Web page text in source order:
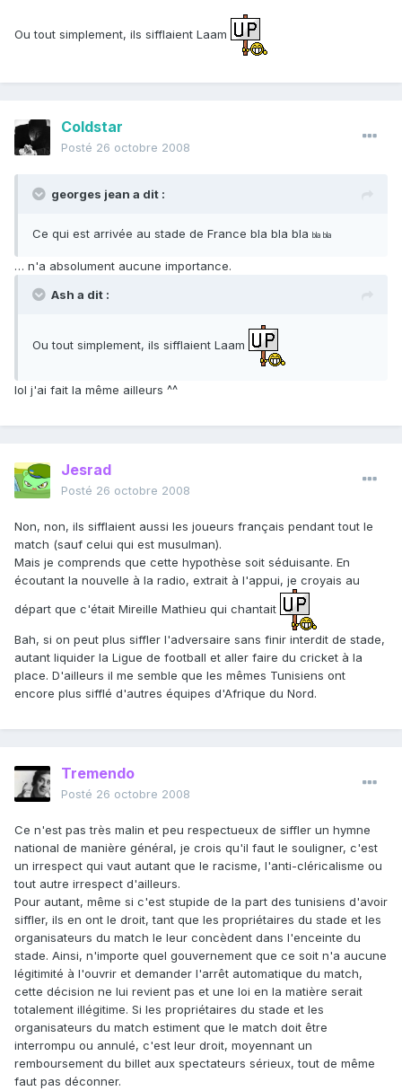
Ou tout simplement, ils sifflaient Laam
Coldstar
Posté 26 octobre 2008
georges jean a dit :
Ce qui est arrivée au stade de France bla bla bla bla bla
… n'a absolument aucune importance.
Ash a dit :
Ou tout simplement, ils sifflaient Laam
lol j'ai fait la même ailleurs ^^
Jesrad
Posté 26 octobre 2008
Non, non, ils sifflaient aussi les joueurs français pendant tout le
match (sauf celui qui est musulman).
Mais je comprends que cette hypothèse soit séduisante. En
écoutant la nouvelle à la radio, extrait à l'appui, je croyais au
départ que c'était Mireille Mathieu qui chantait
Bah, si on peut plus siffler l'adversaire sans finir interdit de stade,
autant liquider la Ligue de football et aller faire du cricket à la
place. D'ailleurs il me semble que les mêmes Tunisiens ont
encore plus sifflé d'autres équipes d'Afrique du Nord.
Tremendo
Posté 26 octobre 2008
Ce n'est pas très malin et peu respectueux de siffler un hymne
national de manière général, je crois qu'il faut le souligner, c'est
un irrespect qui vaut autant que le racisme, l'anti-cléricalisme ou
tout autre irrespect d'ailleurs.
Pour autant, même si c'est stupide de la part des tunisiens d'avoir
siffler, ils en ont le droit, tant que les propriétaires du stade et les
organisateurs du match le leur concèdent dans l'enceinte du
stade. Ainsi, n'importe quel gouvernement que ce soit n'a aucune
légitimité à l'ouvrir et demander l'arrêt automatique du match,
cette décision ne lui revient pas et une loi en la matière serait
totalement illégitime. Si les propriétaires du stade et les
organisateurs du match estiment que le match doit être
interrompu ou annulé, c'est leur droit, moyennant un
remboursement du billet aux spectateurs sérieux, tout de même
faut pas déconner.